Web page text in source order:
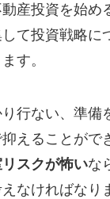
産投資を始め
て投資戦略に
す。
行ない、準備
えることがで
スクが怖いな
なければなり